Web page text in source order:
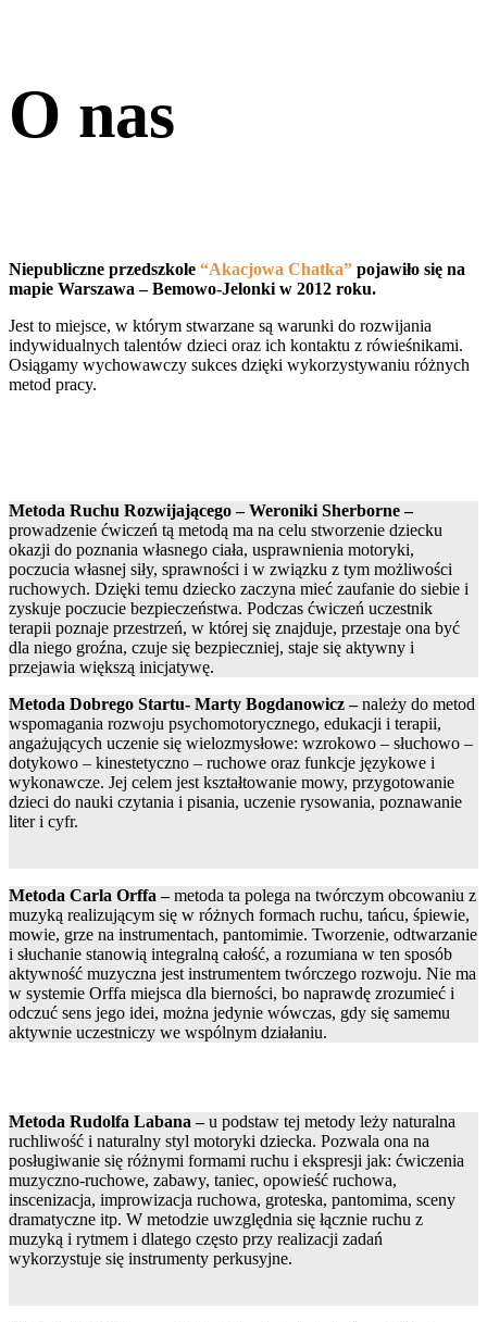
O nas
Niepubliczne przedszkole “Akacjowa Chatka” pojawiło się na
mapie Warszawa – Bemowo-Jelonki w 2012 roku.
Jest to miejsce, w którym stwarzane są warunki do rozwijania
indywidualnych talentów dzieci oraz ich kontaktu z rówieśnikami.
Osiągamy wychowawczy sukces dzięki wykorzystywaniu różnych
metod pracy.
Metoda Ruchu Rozwijającego – Weroniki Sherborne –
prowadzenie ćwiczeń tą metodą ma na celu stworzenie dziecku
okazji do poznania własnego ciała, usprawnienia motoryki,
poczucia własnej siły, sprawności i w związku z tym możliwości
ruchowych. Dzięki temu dziecko zaczyna mieć zaufanie do siebie i
zyskuje poczucie bezpieczeństwa. Podczas ćwiczeń uczestnik
terapii poznaje przestrzeń, w której się znajduje, przestaje ona być
dla niego groźna, czuje się bezpieczniej, staje się aktywny i
przejawia większą inicjatywę.
Metoda Dobrego Startu- Marty Bogdanowicz –należy do metod
wspomagania rozwoju psychomotorycznego, edukacji i terapii,
angażujących uczenie się wielozmysłowe: wzrokowo – słuchowo –
dotykowo – kinestetyczno – ruchowe oraz funkcje językowe i
wykonawcze. Jej celem jest kształtowanie mowy, przygotowanie
dzieci do nauki czytania i pisania, uczenie rysowania, poznawanie
liter i cyfr.
Metoda Carla Orffa –metoda ta polega na twórczym obcowaniu z
muzyką realizującym się w różnych formach ruchu, tańcu, śpiewie,
mowie, grze na instrumentach, pantomimie. Tworzenie, odtwarzanie
i słuchanie stanowią integralną całość, a rozumiana w ten sposób
aktywność muzyczna jest instrumentem twórczego rozwoju. Nie ma
w systemie Orffa miejsca dla bierności, bo naprawdę zrozumieć i
odczuć sens jego idei, można jedynie wówczas, gdy się samemu
aktywnie uczestniczy we wspólnym działaniu.
Metoda Rudolfa Labana –u podstaw tej metody leży naturalna
ruchliwość i naturalny styl motoryki dziecka. Pozwala ona na
posługiwanie się różnymi formami ruchu i ekspresji jak: ćwiczenia
muzyczno-ruchowe, zabawy, taniec, opowieść ruchowa,
inscenizacja, improwizacja ruchowa, groteska, pantomima, sceny
dramatyczne itp. W metodzie uwzględnia się łącznie ruchu z
muzyką i rytmem i dlatego często przy realizacji zadań
wykorzystuje się instrumenty perkusyjne.